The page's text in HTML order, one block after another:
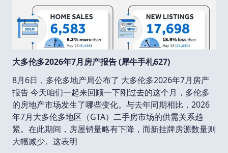
大多伦多2026年7月房产报告 (犀牛手札627)
8月6日，多伦多地产局公布了 大多伦多2026年7月房产
报告 今天咱们一起来回顾一下刚过去的这个月，多伦多
的房地产市场发生了哪些变化。与去年同期相比，2026
年7月大多伦多地区（GTA）二手房市场的供需关系趋
紧。在此期间，房屋销量略有下降，而新挂牌房源数量则
大幅减少。这表明